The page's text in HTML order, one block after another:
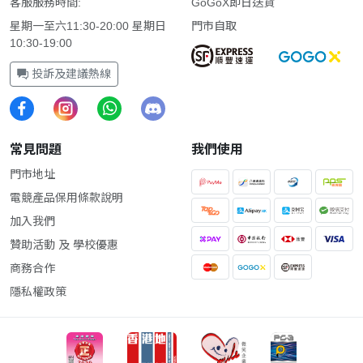
星期一至六11:30-20:00 星期日
10:30-19:00
投訴及建議熱線
門市自取
常見問題
門市地址
電競產品保用條款說明
加入我們
贊助活動 及 學校優惠
商務合作
隱私權政策
我們使用